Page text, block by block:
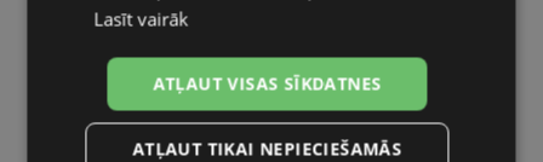
Vai zinājāt, ka…
Lasīt vairāk
ATĻAUT VISAS SĪKDATNES
ATĻAUT TIKAI NEPIECIEŠAMĀS